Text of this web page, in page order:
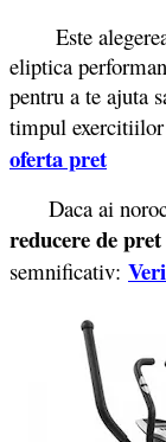
Este alegerea
eliptica
pentru a te ajuta
timpul
oferta pret
Daca ai noroc
reducere de pret
semnificativ: